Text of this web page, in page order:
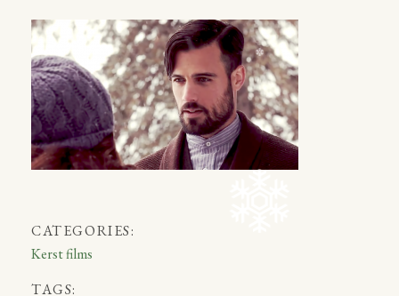
CATEGORIES:
Kerst films
TAGS: